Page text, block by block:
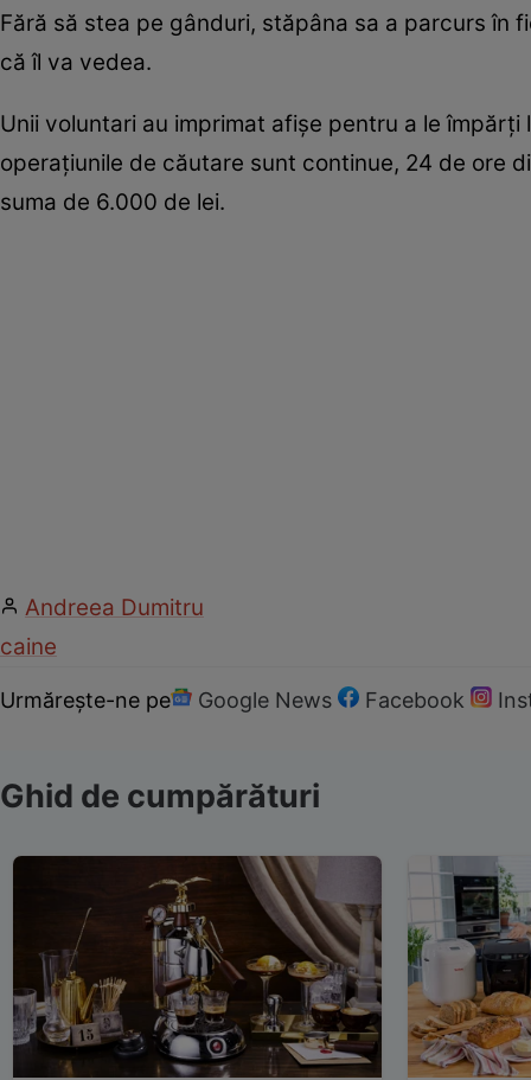
Fără să stea pe gânduri, stăpâna sa a parcurs în
că îl va vedea.
Unii voluntari au imprimat afișe pentru a le
operațiunile de căutare sunt continue, 24 de ore
suma de 6.000 de lei.
Andreea Dumitru
caine
Urmărește-ne pe Google News Facebook
Ghid de cumpărături